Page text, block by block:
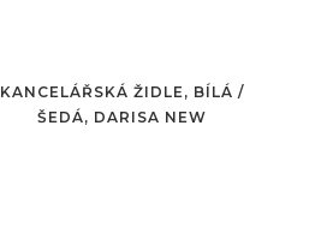
KANCELÁŘSKÁ ŽIDLE, BÍLÁ /
ŠEDÁ, DARISA NEW